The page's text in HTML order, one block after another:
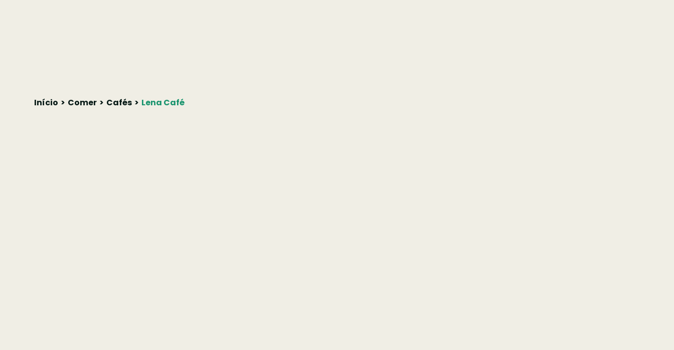
Início Comer Cafés Lena Café